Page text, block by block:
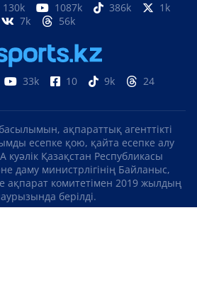
130k 1087k 386k
1k
7k
56k
33k 10 9k 24
ақпараттық агенттікті
есепке қою, қайта есепке алу
Қазақстан Республикасы
даму министрлігінің Байланыс,
ақпарат комитетімен 2019 жылдың
берілді.